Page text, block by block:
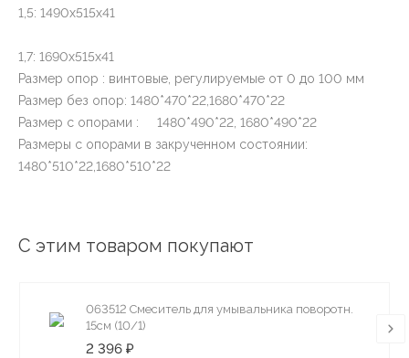
1,5: 1490х515х41
1,7: 1690х515х41
Размер опор : винтовые, регулируемые от 0 до 100 мм
Размер без опор: 1480*470*22,1680*470*22
Размер с опорами : 1480*490*22, 1680*490*22
Размеры с опорами в закрученном состоянии:
1480*510*22,1680*510*22
С этим товаром покупают
063512 Смеситель для умывальника поворотн.
15см (10/1)
2 396 ₽